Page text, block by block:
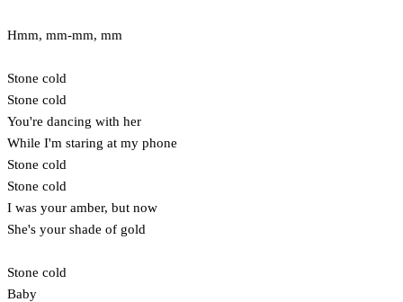
Hmm, mm-mm, mm
Stone cold
Stone cold
You're dancing with her
While I'm staring at my phone
Stone cold
Stone cold
I was your amber, but now
She's your shade of gold
Stone cold
Baby